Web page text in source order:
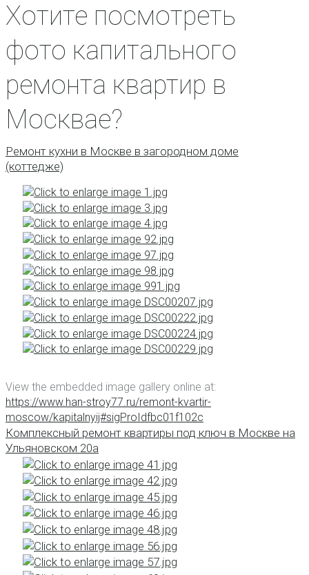
Хотите посмотреть
фото капитального
ремонта квартир в
Москвае?
Ремонт кухни в Москве в загородном доме
(коттедже)
View the embedded image gallery online at:
https://www.han-stroy77.ru/remont-kvartir-
moscow/kapitalnyij#sigProIdfbc01f102c
Комплексный ремонт квартиры под ключ в Москве на
Ульяновском 20а